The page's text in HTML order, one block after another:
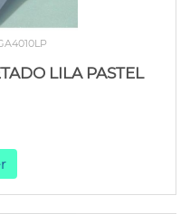
LILA PASTEL